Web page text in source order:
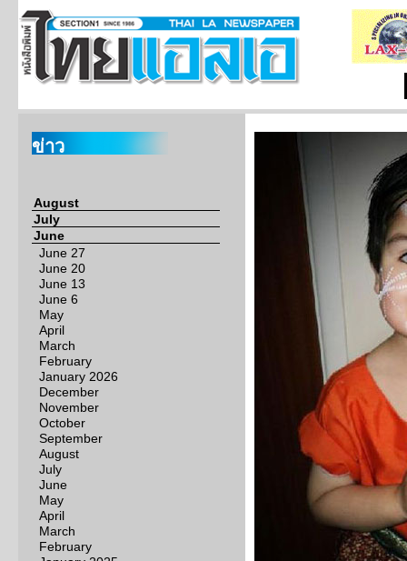
ข่าว
August
July
June
June 27
June 20
June 13
June 6
May
April
March
February
January 2026
December
November
October
September
August
July
June
May
April
March
February